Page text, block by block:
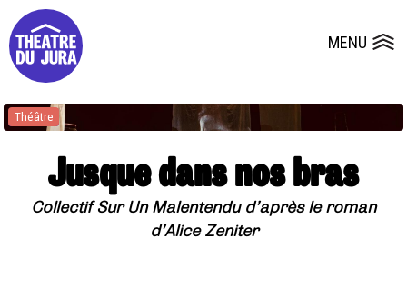
MENU
Presse
Salles
Dépôts de dossiers
Théâtre
Jusque dans nos bras
Collectif Sur Un Malentendu d’après le roman
d’Alice Zeniter